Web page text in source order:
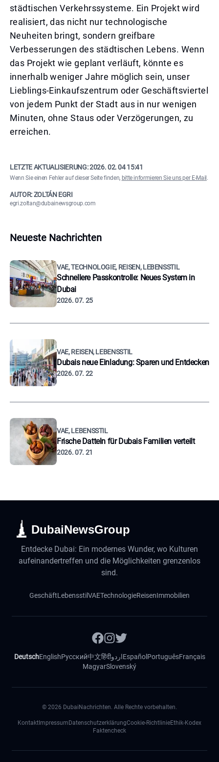
städtischen Verkehrssysteme. Ein Projekt wird
realisiert, das nicht nur technologische
Neuheiten bringt, sondern greifbare
Verbesserungen des städtischen Lebens. Wenn
das Projekt wie geplant verläuft, könnte es
innerhalb weniger Jahre möglich sein, unser
Lieblings-Einkaufszentrum oder Geschäftsviertel
von jedem Punkt der Stadt aus in nur wenigen
Minuten, ohne Staus oder Verzögerungen, zu
erreichen.
LETZTE AKTUALISIERUNG:2026. 02. 04 15:41
Wenn Sie einen Fehler auf dieser Seite finden, bitte informieren Sie uns per E-Mail .
AUTOR: ZOLTÁN EGRI
egri.zoltan@dubainewsgroup.com
Neueste Nachrichten
VAE, TECHNOLOGIE, REISEN, LEBENSSTIL
Schnellere Passkontrolle: Neues System in
Dubai
2026. 07. 25
VAE, REISEN, LEBENSSTIL
Dubais neue Einladung: Sparen und Entdecken
2026. 07. 22
VAE, LEBENSSTIL
Frische Datteln für Dubais Familien verteilt
2026. 07. 21
DubaiNewsGroup
Entdecke Dubai: Ein modernes Wunder, wo Kulturen
aufeinandertreffen und die Möglichkeiten grenzenlos
sind.
GeschäftLebensstilVAETechnologieReisenImmobilien
DeutschEnglishРусский中文हिंदीاردوEspañol PortuguêsFrançais
MagyarSlovenský
© 2026 DubaiNachrichten. Alle Rechte vorbehalten.
Kontakt Impressum DatenschutzerklärungCookie-RichtlinieEthik-Kodex
Faktencheck